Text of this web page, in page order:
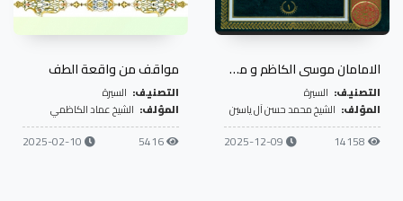
الامامان موسى الكاظم و محمد الجواد
التصنيف: السيرة
المؤلف: الشيخ محمد حسن آل ياسين
14158
2025-12-09
مواقف من واقعة الطف
التصنيف: السيرة
المؤلف: الشيخ عماد الكاظمي
5416
2025-02-10